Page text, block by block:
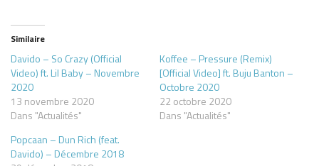
Similaire
Davido – So Crazy (Official
Video) ft. Lil Baby – Novembre
2020
13 novembre 2020
Dans "Actualités"
Koffee – Pressure (Remix)
[Official Video] ft. Buju Banton –
Octobre 2020
22 octobre 2020
Dans "Actualités"
Popcaan – Dun Rich (feat.
Davido) – Décembre 2018